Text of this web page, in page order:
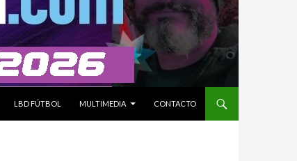
LBD FÚTBOL MULTIMEDIA CONTACTO